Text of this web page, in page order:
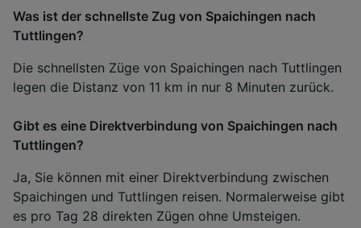
Was ist der schnellste Zug von Spaichingen nach
Tuttlingen?
Die schnellsten Züge von Spaichingen nach Tuttlingen
legen die Distanz von 11 km in nur 8 Minuten zurück.
Gibt es eine Direktverbindung von Spaichingen nach
Tuttlingen?
Ja, Sie können mit einer Direktverbindung zwischen
Spaichingen und Tuttlingen reisen. Normalerweise gibt
es pro Tag 28 direkten Zügen ohne Umsteigen.